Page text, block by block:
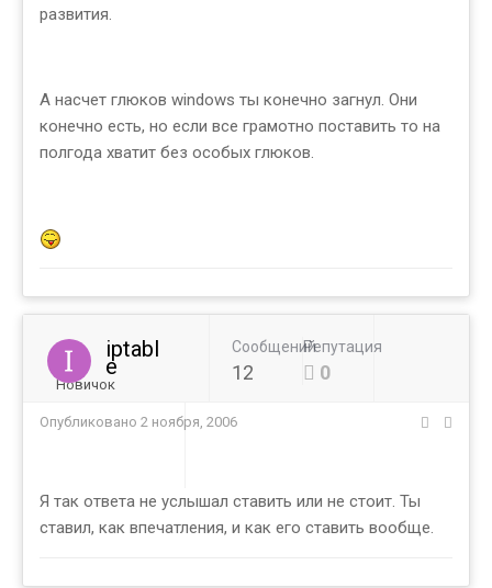
развития.
А насчет глюков windows ты конечно загнул. Они
конечно есть, но если все грамотно поставить то на
полгода хватит без особых глюков.
iptabl
e
Новичок
Сообщений
12
Репутация
0
Опубликовано 2 ноября, 2006
Я так ответа не услышал ставить или не стоит. Ты
ставил, как впечатления, и как его ставить вообще.